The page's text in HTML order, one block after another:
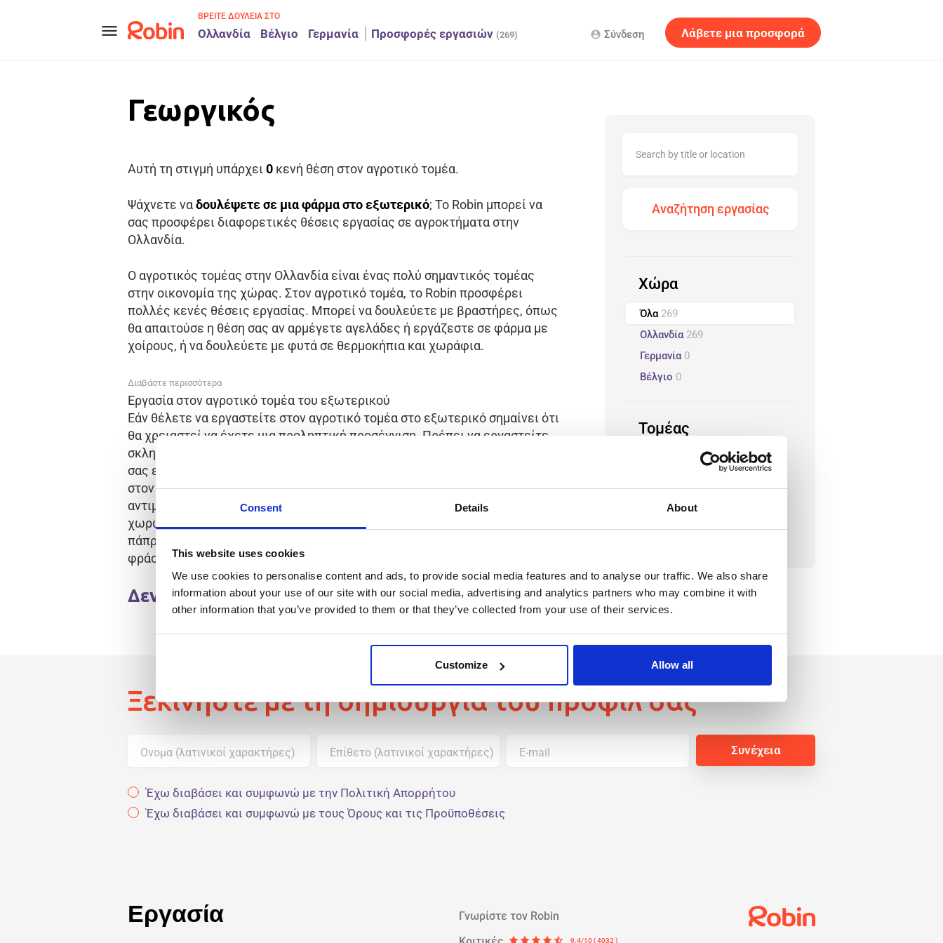
Consent Details About
This website uses cookies
We use cookies to personalise content and ads, to provide social media features and to analyse our traffic. We also share
information about your use of our site with our social media, advertising and analytics partners who may combine it with
other information that you’ve provided to them or that they’ve collected from your use of their services.
Customize Allow all
menu
ΒΡΕΊΤΕ ΔΟΥΛΕΙΆ ΣΤΟ
Ολλανδία Βέλγιο Γερμανία Προσφορές εργασιών (269) Λάβετε μια προσφορά
account_circle Σύνδεση
Γεωργικός
Αυτή τη στιγμή υπάρχει 0 κενή θέση στον αγροτικό τομέα.
Ψάχνετε ναδουλέψετε σε μια φάρμα στο εξωτερικό; Το Robin μπορεί να
σας προσφέρει διαφορετικές θέσεις εργασίας σε αγροκτήματα στην
Ολλανδία.
Ο αγροτικός τομέας στην Ολλανδία είναι ένας πολύ σημαντικός τομέας
στην οικονομία της χώρας. Στον αγροτικό τομέα, το Robin προσφέρει
πολλές κενές θέσεις εργασίας. Μπορεί να δουλεύετε με βραστήρες, όπως
θα απαιτούσε η θέση σας αν αρμέγετε αγελάδες ή εργάζεστε σε φάρμα με
χοίρους, ή να δουλεύετε με φυτά σε θερμοκήπια και χωράφια.
Διαβάστε περισσότερα
Εργασία στον αγροτικό τομέα του εξωτερικού
Εάν θέλετε να εργαστείτε στον αγροτικό τομέα στο εξωτερικό σημαίνει ότι
θα χρειαστεί να έχετε μια προληπτική προσέγγιση. Πρέπει να εργαστείτε
σκληρά σε αυτόν τον τομέα. Η εργασία στον αγροτικό τομέα στην Ολλανδία
σας επιτρέπει να εργαστείτε στα πιο καινοτόμα και σύγχρονα αγροκτήματα
στον κόσμο. Η εργασιακή σας εμπειρία σε αγροκτήματα της Ολλανδίας θα
αντιμετωπίζεται σαν τεράστιο πλεονέκτημα από τους αγρότες των άλλων
χωρών. Δεν έχει σημασία αν θα εργαστείτε σε θερμοκήπια με καλλιέργεια
πάπρικας ή ντομάτας, ή αν εργάζεστε έξω στα χωράφια με λουλούδια ή
φράουλες.
Δεν βρέθηκαν αποτελέσματα
Χώρα
Όλα269
Ολλανδία269
Γερμανία0
Βέλγιο 0
Τομέας
Επιμελητεία
109
build
Τεχνικός
22
Ξεκινήστε με τη δημιουργία του προφίλ σας
Ονομα (λατινικοί χαρακτήρες) Επίθετο (λατινικοί χαρακτήρες) E-mail
Έχω διαβάσει και συμφωνώ με την Πολιτική Απορρήτου
Έχω διαβάσει και συμφωνώ με τους Όρους και τις Προϋποθέσεις
Εργασία
Γνωρίστε τον Robin
starstarstarstarstar_half 9.4/10 ( 4032 )